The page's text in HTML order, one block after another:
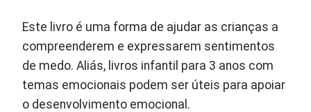
Este livro é uma forma de ajudar as crianças a
compreenderem e expressarem sentimentos
de medo. Aliás, livros infantil para 3 anos com
temas emocionais podem ser úteis para apoiar
o desenvolvimento emocional.